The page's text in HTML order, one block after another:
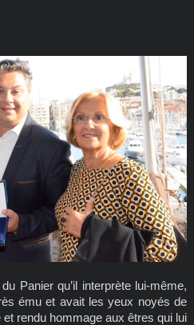
Panier qu’il interprète lui-même,
ému et avait les yeux noyés de
et rendu hommage aux êtres qui lui